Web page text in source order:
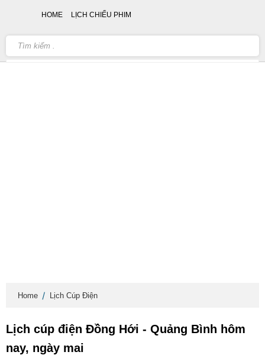
Home Lịch Cúp Điện
Lịch cúp điện Đồng Hới - Quảng Bình hôm
nay, ngày mai
HOME LỊCH CHIẾU PHIM